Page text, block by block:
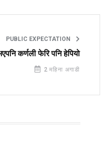
PUBLIC EXPECTATION
कर्णली फेरि पनि हेपियो
2 महिना अगाडी